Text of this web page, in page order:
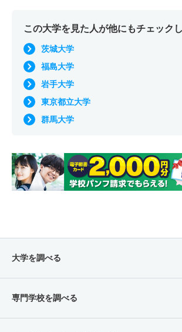
この大学を見た人が他にもチェック
茨城大学
福島大学
岩手大学
東京都立大学
群馬大学
大学を調べる
専門学校を調べる